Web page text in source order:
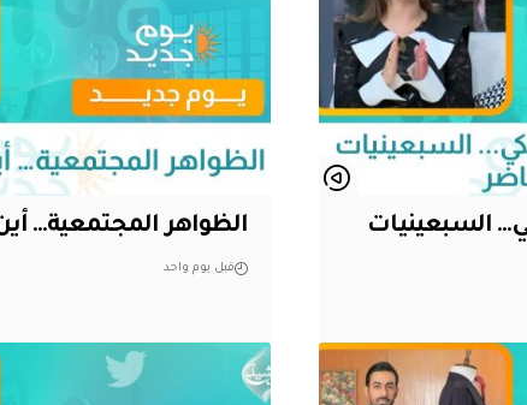
السبعينيات
الظواهر المجتمعية…
قبل يوم واحد